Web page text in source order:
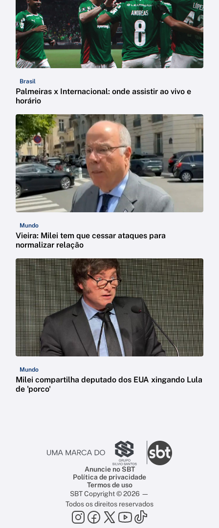
Brasil
Palmeiras x Internacional: onde assistir ao vivo e
horário
Mundo
Vieira: Milei tem que cessar ataques para
normalizar relação
Mundo
Milei compartilha deputado dos EUA xingando Lula
de 'porco'
Anuncie no SBT
Política de privacidade
Termos de uso
SBT Copyright © 2026 —
Todos os direitos reservados